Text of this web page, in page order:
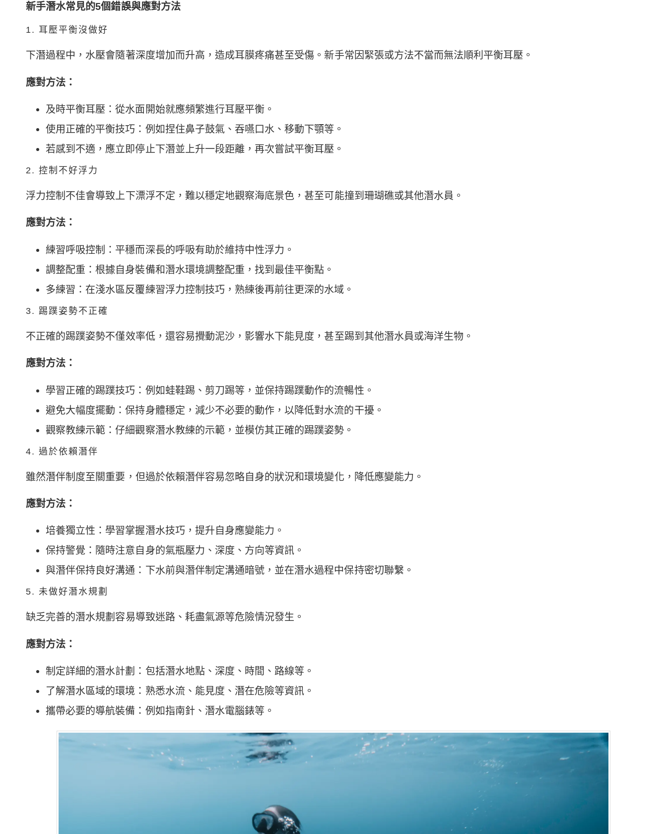
新手潛水常見的5個錯誤與應對方法
1. 耳壓平衡沒做好
下潛過程中，水壓會隨著深度增加而升高，造成耳膜疼痛甚至受傷。新手常因緊張或方法不當而無法順利平衡耳壓。
應對方法：
及時平衡耳壓：從水面開始就應頻繁進行耳壓平衡。
使用正確的平衡技巧：例如捏住鼻子鼓氣、吞嚥口水、移動下顎等。
若感到不適，應立即停止下潛並上升一段距離，再次嘗試平衡耳壓。
2. 控制不好浮力
浮力控制不佳會導致上下漂浮不定，難以穩定地觀察海底景色，甚至可能撞到珊瑚礁或其他潛水員。
應對方法：
練習呼吸控制：平穩而深長的呼吸有助於維持中性浮力。
調整配重：根據自身裝備和潛水環境調整配重，找到最佳平衡點。
多練習：在淺水區反覆練習浮力控制技巧，熟練後再前往更深的水域。
3. 踢蹼姿勢不正確
不正確的踢蹼姿勢不僅效率低，還容易攪動泥沙，影響水下能見度，甚至踢到其他潛水員或海洋生物。
應對方法：
學習正確的踢蹼技巧：例如蛙鞋踢、剪刀踢等，並保持踢蹼動作的流暢性。
避免大幅度擺動：保持身體穩定，減少不必要的動作，以降低對水流的干擾。
觀察教練示範：仔細觀察潛水教練的示範，並模仿其正確的踢蹼姿勢。
4. 過於依賴潛伴
雖然潛伴制度至關重要，但過於依賴潛伴容易忽略自身的狀況和環境變化，降低應變能力。
應對方法：
培養獨立性：學習掌握潛水技巧，提升自身應變能力。
保持警覺：隨時注意自身的氣瓶壓力、深度、方向等資訊。
與潛伴保持良好溝通：下水前與潛伴制定溝通暗號，並在潛水過程中保持密切聯繫。
5. 未做好潛水規劃
缺乏完善的潛水規劃容易導致迷路、耗盡氣源等危險情況發生。
應對方法：
制定詳細的潛水計劃：包括潛水地點、深度、時間、路線等。
了解潛水區域的環境：熟悉水流、能見度、潛在危險等資訊。
攜帶必要的導航裝備：例如指南針、潛水電腦錶等。